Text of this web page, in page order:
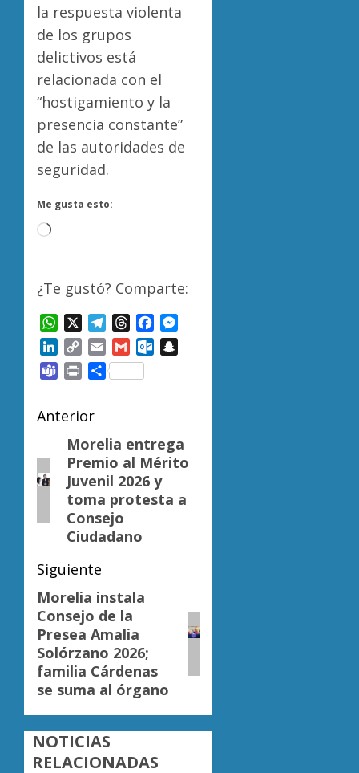
la respuesta violenta
de los grupos
delictivos está
relacionada con el
“hostigamiento y la
presencia constante”
de las autoridades de
seguridad.
Me gusta esto:
Cargando...
¿Te gustó? Comparte:
WhatsAppTelegram
ThreadsFacebook
LinkedIn
Copy
Link
Email GmailOutlook.com
TeamsPrintCompartir
Navegación
de
entradas
Anterior
Entrada
anterior:
Morelia entrega
Premio al Mérito
Juvenil 2026 y
toma protesta a
Consejo
Ciudadano
Siguiente
Siguiente
entrada:
Morelia instala
Consejo de la
Presea Amalia
Solórzano 2026;
familia Cárdenas
se suma al órgano
NOTICIAS
RELACIONADAS